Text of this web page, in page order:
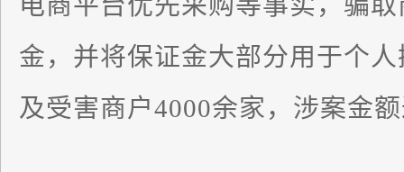
金，并将保证金大部分用于个
及受害商户4000余家，涉案金